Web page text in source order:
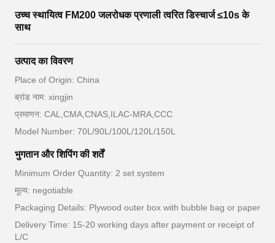
उच्च स्थायित्व FM200 जलरोधक प्रणाली त्वरित डिस्चार्ज ≤10s के
साथ
उत्पाद का विवरण
Place of Origin: China
ब्रांड नाम: xingjin
प्रमाणन: CAL,CMA,CNAS,ILAC-MRA,CCC
Model Number: 70L/90L/100L/120L/150L
भुगतान और शिपिंग की शर्तें
Minimum Order Quantity: 2 set system
मूल्य: negotiable
Packaging Details: Plywood outer box with bubble bag or paper
Delivery Time: 15-20 working days after payment or receipt of
L/C